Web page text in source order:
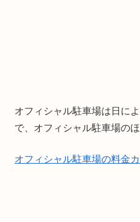
オフィシャル駐車場は日に
で、オフィシャル駐車場の
オフィシャル駐車場の料金